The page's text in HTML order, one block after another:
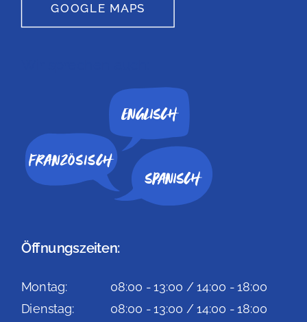
GOOGLE MAPS
Montag:
Dienstag:
08:00 - 13:00 / 14:00 - 18:00
08:00 - 13:00 / 14:00 - 18:00
Öffnungszeiten:
Englisch
Spanisch